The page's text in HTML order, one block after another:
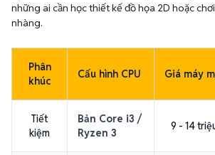
những ai cần học thiết kế đồ họa 2D hoặc
nhàng.
Phân
khúc
Cấu hình CPU Giá máy
Tiết
kiệm
Bản Core i3 /
Ryzen 3
9 - 14